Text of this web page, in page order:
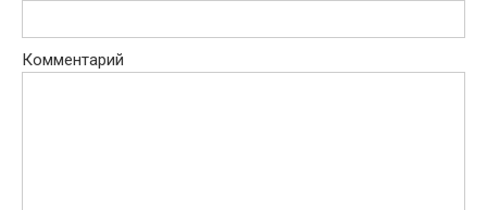
Комментарий